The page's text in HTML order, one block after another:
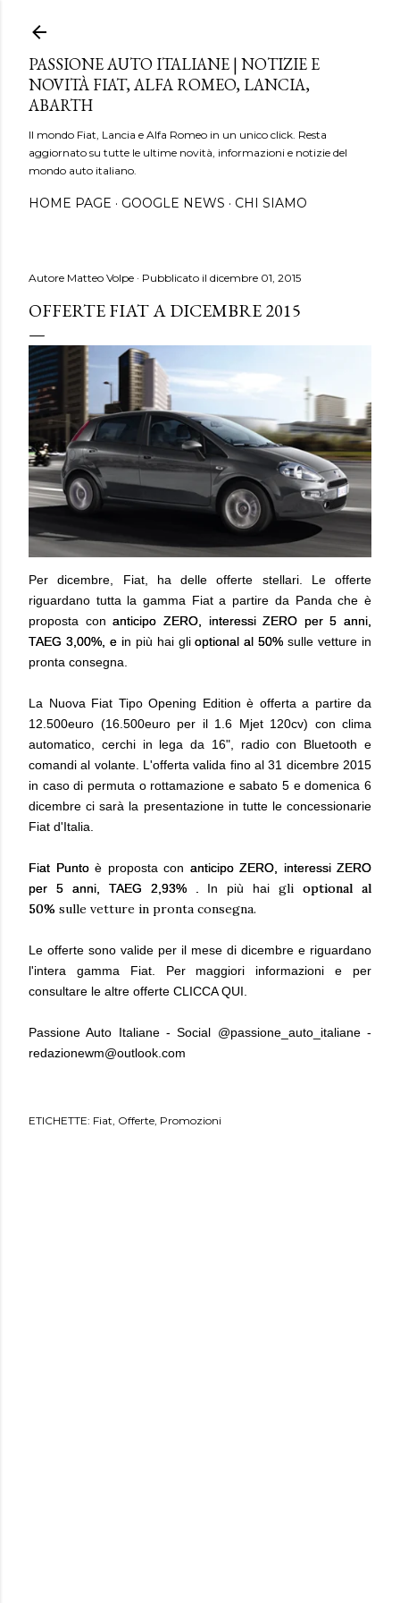
PASSIONE AUTO ITALIANE | NOTIZIE E
NOVITÀ FIAT, ALFA ROMEO, LANCIA,
ABARTH
Il mondo Fiat, Lancia e Alfa Romeo in un unico click. Resta
aggiornato su tutte le ultime novità, informazioni e notizie del
mondo auto italiano.
HOME PAGE GOOGLE NEWS CHI SIAMO
Autore Matteo Volpe Pubblicato il dicembre 01, 2015
OFFERTE FIAT A DICEMBRE 2015
Per dicembre, Fiat, ha delle offerte stellari. Le offerte
riguardano tutta la gamma Fiat a partire da Panda che è
proposta conanticipo ZERO, interessi ZERO per 5 anni,
TAEG 3,00%, e in più hai glioptional al 50% sulle vetture in
pronta consegna.
La Nuova Fiat Tipo Opening Edition è offerta a partire da
12.500euro (16.500euro per il 1.6 Mjet 120cv) con clima
automatico, cerchi in lega da 16", radio con Bluetooth e
comandi al volante. L'offerta valida fino al 31 dicembre 2015
in caso di permuta o rottamazione e sabato 5 edomenica 6
dicembre ci sarà la presentazione in tutte le concessionarie
Fiat d'Italia.
Fiat Punto è proposta con anticipo ZERO, interessi ZERO
per 5 anni, TAEG 2,93% . In più haiglioptional al
50% sulle vetture in pronta consegna.
Le offerte sono valide per il mese di dicembre e riguardano
l'intera gamma Fiat. Per maggiori informazioni e per
consultare le altre offerte CLICCA QUI.
Passione Auto Italiane - Social @passione_auto_italiane -
redazionewm@outlook.com
ETICHETTE: Fiat Offerte Promozioni